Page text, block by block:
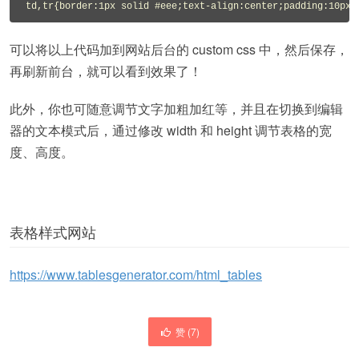
td,tr{border:1px solid #eee;text-
可以将以上代码加到网站后台的 custom css 中，然后保存，
再刷新前台，就可以看到效果了！
此外，你也可随意调节文字加粗加红等，并且在切换到编辑
器的文本模式后，通过修改 width 和 height 调节表格的宽
度、高度。
表格样式网站
https://www.tablesgenerator.com/html_tables
赞 (7)